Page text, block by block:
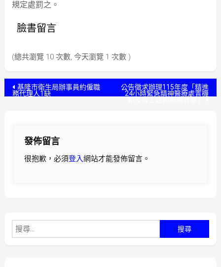
規定處罰之。
臉書留言
(總共瀏覽 10 次數, 今天瀏覽 1 次數 )
文基隆市衛生局辦事員約僱職
務代理人1缺
公告徵求辦理115年度「精進
24小時緊急精神醫療處置機
發佈留言
很抱歉，必須登入網站才能發佈留言。
尋